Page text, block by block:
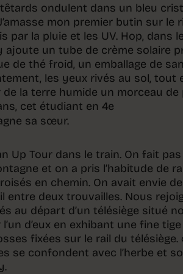
têtards ondulent dans un bleu
mon premier butin sur le
par la pluie et les UV. Hop, dans
ajoute un tube de crème solaire
de thé froid, un emballage de
les yeux rivés au sol,
la terre humide un morceau de
cet étudiant en 4e
sa sœur.
Up Tour dans le train. On fait
et on a pris l’habitude de
en chemin. On avait envie de
entre deux trouvailles. Nous
au départ d’un télésiège situé
d’eux en exhibant une fine
fixées sur le rail du télésiège.
se confondent avec l’herbe et